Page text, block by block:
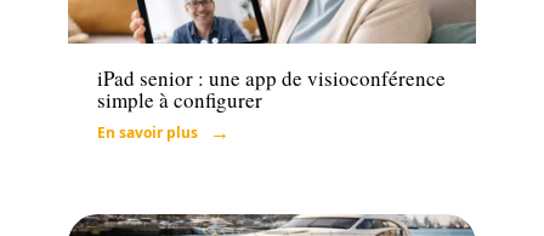
Tech
iPad senior : une app de visioconférence
simple à configurer
En savoir plus